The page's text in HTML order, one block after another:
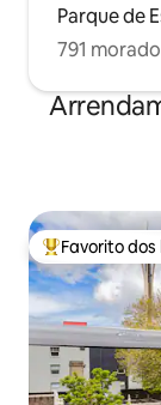
Parque de
791
Favoritos dos
Favorito